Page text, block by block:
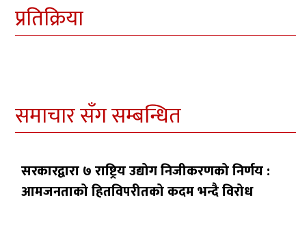
प्रतिक्रिया
समाचार सँग सम्बन्धित
सरकारद्वारा ७ राष्ट्रिय उद्योग निजीकरणको निर्णय :
आमजनताको हितविपरीतको कदम भन्दै विरोध